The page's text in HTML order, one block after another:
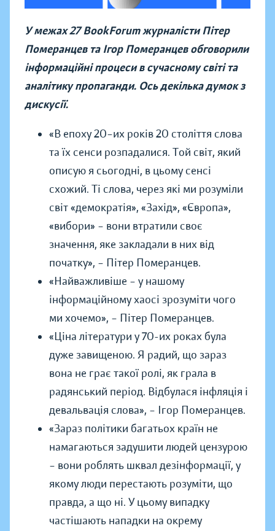
У межах 27 BookForum журналісти Пітер
Померанцев та Ігор Померанцев обговорили
інформаційні процеси в сучасному світі та
аналітику пропаганди. Ось декілька думок з
дискусії.
«В епоху 20–их років 20 століття слова
та їх сенси розпадалися. Той світ, який
описую я сьогодні, в цьому сенсі
схожий. Ті слова, через які ми розуміли
світ «демократія», «Захід», «Європа»,
«вибори» – вони втратили своє
значення, яке закладали в них від
початку», – Пітер Померанцев.
«Найважливіше – у нашому
інформаційному хаосі зрозуміти чого
ми хочемо», – Пітер Померанцев.
«Ціна літератури у 70-их роках була
дуже завищеною. Я радий, що зараз
вона не грає такої ролі, як грала в
радянський період. Відбулася інфляція і
девальвація слова», – Ігор Померанцев.
«Зараз політики багатьох країн не
намагаються задушити людей цензурою
– вони роблять шквал дезінформації, у
якому люди перестають розуміти, що
правда, а що ні. У цьому випадку
частішають нападки на окрему